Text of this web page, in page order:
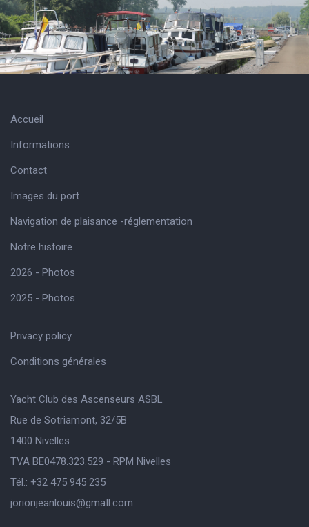
Accueil
Informations
Contact
Images du port
Navigation de plaisance -réglementation
Notre histoire
2026 - Photos
2025 - Photos
Privacy policy
Conditions générales
Yacht Club des Ascenseurs ASBL
Rue de Sotriamont, 32/5B
1400 Nivelles
TVA BE0478.323.529 - RPM Nivelles
Tél.: +32 475 945 235
jorionjeanlouis@gmaIl.com